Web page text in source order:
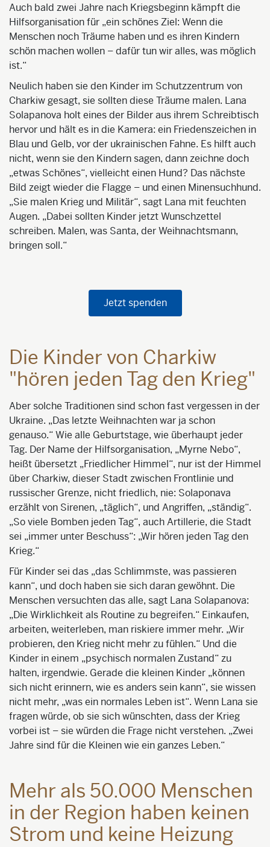
Auch bald zwei Jahre nach Kriegsbeginn kämpft die
Hilfsorganisation für „ein schönes Ziel: Wenn die
Menschen noch Träume haben und es ihren Kindern
schön machen wollen – dafür tun wir alles, was möglich
ist.“
Neulich haben sie den Kinder im Schutzzentrum von
Charkiw gesagt, sie sollten diese Träume malen. Lana
Solapanova holt eines der Bilder aus ihrem Schreibtisch
hervor und hält es in die Kamera: ein Friedenszeichen in
Blau und Gelb, vor der ukrainischen Fahne. Es hilft auch
nicht, wenn sie den Kindern sagen, dann zeichne doch
„etwas Schönes“, vielleicht einen Hund? Das nächste
Bild zeigt wieder die Flagge – und einen Minensuchhund.
„Sie malen Krieg und Militär“, sagt Lana mit feuchten
Augen. „Dabei sollten Kinder jetzt Wunschzettel
schreiben. Malen, was Santa, der Weihnachtsmann,
bringen soll.“
Jetzt spenden
Die Kinder von Charkiw
"hören jeden Tag den Krieg"
Aber solche Traditionen sind schon fast vergessen in der
Ukraine. „Das letzte Weihnachten war ja schon
genauso.“ Wie alle Geburtstage, wie überhaupt jeder
Tag. Der Name der Hilfsorganisation, „Myrne Nebo“,
heißt übersetzt „Friedlicher Himmel“, nur ist der Himmel
über Charkiw, dieser Stadt zwischen Frontlinie und
russischer Grenze, nicht friedlich, nie: Solaponava
erzählt von Sirenen, „täglich“, und Angriffen, „ständig“.
„So viele Bomben jeden Tag“, auch Artillerie, die Stadt
sei „immer unter Beschuss“: „Wir hören jeden Tag den
Krieg.“
Für Kinder sei das „das Schlimmste, was passieren
kann“, und doch haben sie sich daran gewöhnt. Die
Menschen versuchten das alle, sagt Lana Solapanova:
„Die Wirklichkeit als Routine zu begreifen.“ Einkaufen,
arbeiten, weiterleben, man riskiere immer mehr. „Wir
probieren, den Krieg nicht mehr zu fühlen.“ Und die
Kinder in einem „psychisch normalen Zustand“ zu
halten, irgendwie. Gerade die kleinen Kinder „können
sich nicht erinnern, wie es anders sein kann“, sie wissen
nicht mehr, „was ein normales Leben ist“. Wenn Lana sie
fragen würde, ob sie sich wünschten, dass der Krieg
vorbei ist – sie würden die Frage nicht verstehen. „Zwei
Jahre sind für die Kleinen wie ein ganzes Leben.“
Mehr als 50.000 Menschen
in der Region haben keinen
Strom und keine Heizung